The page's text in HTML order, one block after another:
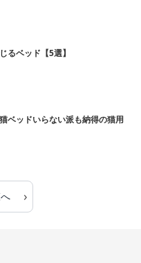
るベッド【5選】
ベッドいらない派も納得の猫用
›